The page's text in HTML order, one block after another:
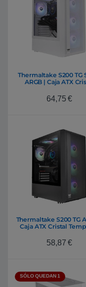
Thermaltake S200 TG
ARGB | Caja ATX
64,75€
Thermaltake S200 TG
Caja ATX Cristal
58,87€
SÓLO QUEDAN 1